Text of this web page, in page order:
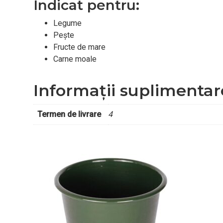
Indicat pentru:
Legume
Pește
Fructe de mare
Carne moale
Informații
Termen de livrare 4